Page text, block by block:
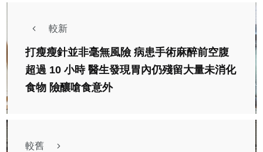
較新
打瘦瘦針並非毫無風險 病患手術麻醉前空腹
超過 10 小時 醫生發現胃內仍殘留大量未消化
食物 險釀嗆食意外
較舊